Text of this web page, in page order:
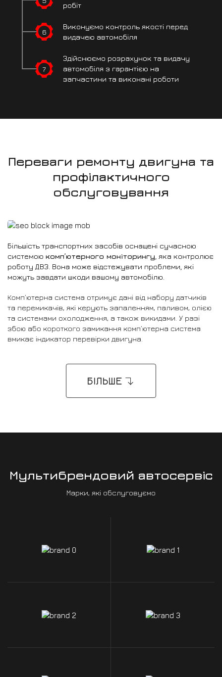
робіт
6
Виконуємо контроль якості перед
видачею автомобіля
7
Здійснюємо розрахунок та видачу
автомобіля з гарантією на
запчастини та виконані роботи
Переваги ремонту двигуна та
профілактичного
обслуговування
Більшість транспортних засобів оснащені сучасною
системою комп’ютерного моніторингу , яка контролює
роботу ДВЗ. Вона може відстежувати проблеми, які
можуть завдати шкоди вашому автомобілю.
Комп’ютерна система отримує дані від набору датчиків
та перемикачів, які керують запаленням, паливом, олією
та системами охолодження, а також викидами. У разі
збою або короткого замикання комп’ютерна система
вмикає індикатор перевірки двигуна.
БІЛЬШЕ
Мультибрендовий автосервіс
Марки, які обслуговуємо